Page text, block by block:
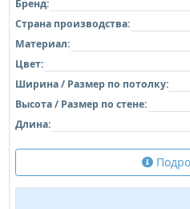
Бренд:
Страна производства:
Материал:
Цвет:
Ширина / Размер по потолку:
Высота / Размер по стене:
Длина: